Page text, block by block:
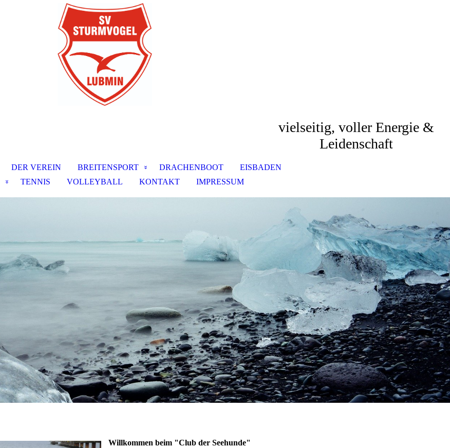
vielseitig, voller Energie &
Leidenschaft
DER VEREIN BREITENSPORT DRACHENBOOT
EISBADEN
TENNIS VOLLEYBALL KONTAKT IMPRESSUM
Willkommen beim "Club der Seehunde"